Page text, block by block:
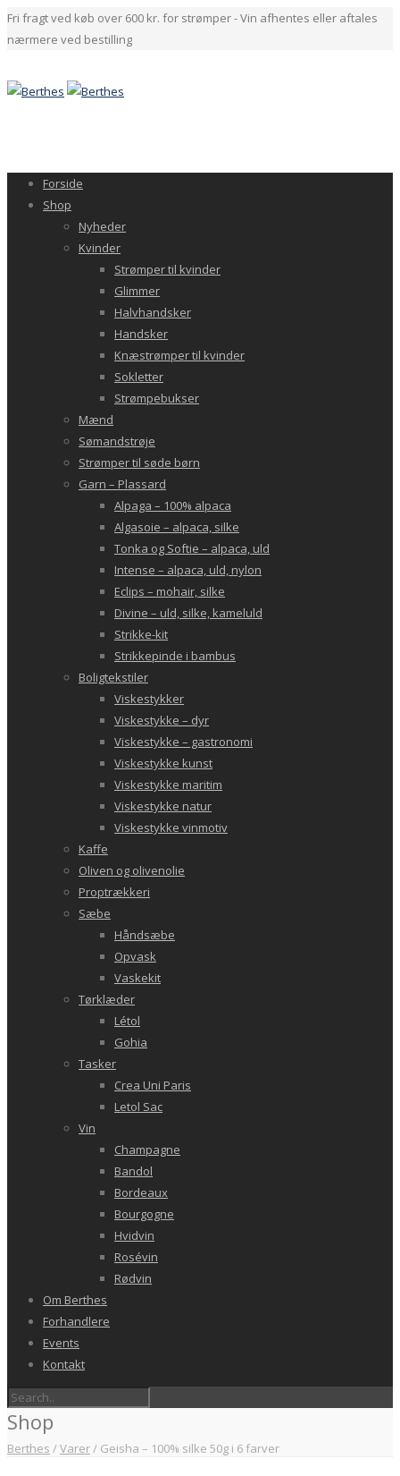
Fri fragt ved køb over 600 kr. for strømper - Vin afhentes eller aftales
nærmere ved bestilling
Forside
Shop
Nyheder
Kvinder
Strømper til kvinder
Glimmer
Halvhandsker
Handsker
Knæstrømper til kvinder
Sokletter
Strømpebukser
Mænd
Sømandstrøje
Strømper til søde børn
Garn – Plassard
Alpaga – 100% alpaca
Algasoie – alpaca, silke
Tonka og Softie – alpaca, uld
Intense – alpaca, uld, nylon
Eclips – mohair, silke
Divine – uld, silke, kameluld
Strikke-kit
Strikkepinde i bambus
Boligtekstiler
Viskestykker
Viskestykke – dyr
Viskestykke – gastronomi
Viskestykke kunst
Viskestykke maritim
Viskestykke natur
Viskestykke vinmotiv
Kaffe
Oliven og olivenolie
Proptrækkeri
Sæbe
Håndsæbe
Opvask
Vaskekit
Tørklæder
Létol
Gohia
Tasker
Crea Uni Paris
Letol Sac
Vin
Champagne
Bandol
Bordeaux
Bourgogne
Hvidvin
Rosévin
Rødvin
Om Berthes
Forhandlere
Events
Kontakt
Shop
Berthes /Varer/ Geisha – 100% silke 50g i 6 farver